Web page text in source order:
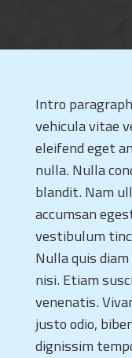
Intro
vehicula vitae
eleifend eget
nulla. Nulla
blandit. Nam
accumsan
vestibulum
Nulla quis
nisi. Etiam
venenatis.
justo odio,
dignissim